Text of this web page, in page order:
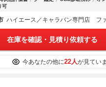
可
ハイエース／キャラバン専門店 フ
在庫を確認・見積り依頼する
今あなたの他に22人が見てい